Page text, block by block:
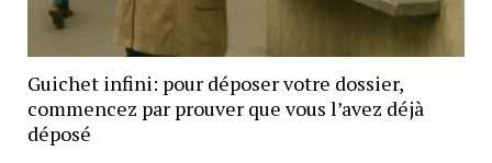
Guichet infini: pour déposer votre dossier,
commencez par prouver que vous l’avez déjà
déposé